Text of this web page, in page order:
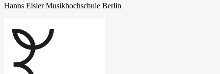
Hanns Eisler Musikhochschule Berlin